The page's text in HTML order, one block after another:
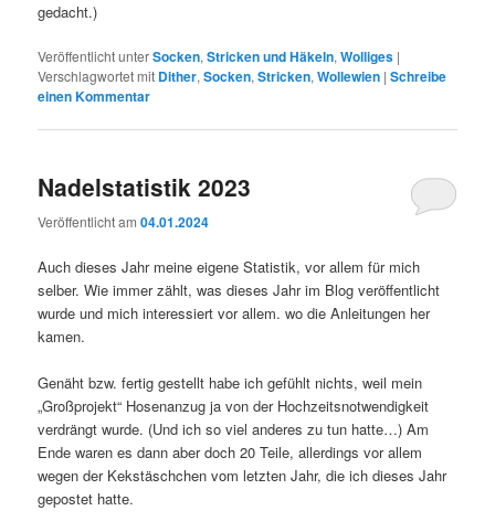
gedacht.)
Veröffentlicht unterSocken,Stricken und Häkeln,Wolliges |
Verschlagwortet mit Dither,Socken,Stricken,Wollewien |Schreibe
einen Kommentar
Nadelstatistik 2023
Veröffentlicht am04.01.2024
Auch dieses Jahr meine eigene Statistik, vor allem für mich
selber. Wie immer zählt, was dieses Jahr im Blog veröffentlicht
wurde und mich interessiert vor allem. wo die Anleitungen her
kamen.
Genäht bzw. fertig gestellt habe ich gefühlt nichts, weil mein
„Großprojekt“ Hosenanzug ja von der Hochzeitsnotwendigkeit
verdrängt wurde. (Und ich so viel anderes zu tun hatte…) Am
Ende waren es dann aber doch 20 Teile, allerdings vor allem
wegen der Kekstäschchen vom letzten Jahr, die ich dieses Jahr
gepostet hatte.